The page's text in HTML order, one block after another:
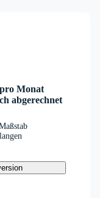
Monat
abgerechnet